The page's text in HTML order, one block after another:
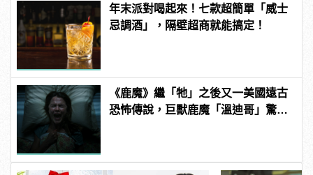
年末派對喝起來！七款超簡單「威士
忌調酒」，隔壁超商就能搞定！
《鹿魔》繼「牠」之後又一美國遠古
恐怖傳說，巨獸鹿魔「溫迪哥」驚嚇